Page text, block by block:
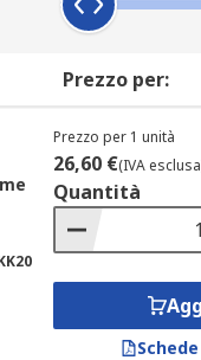
o alta corrente.
operativa.
configurazioni
garantiscono
la continuità e
Prezzo per:
Prezzo per 1 unità
26,60 €(IVA
Quantità